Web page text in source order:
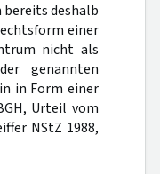
bereits deshalb
einer
nicht als
genannten
in Form einer
Urteil vom
NStZ 1988,